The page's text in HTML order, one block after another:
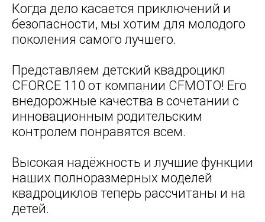
Когда дело касается приключений и
безопасности, мы хотим для молодого
поколения самого лучшего.
Представляем детский квадроцикл
CFORCE 110 от компании CFMOTO! Его
внедорожные качества в сочетании с
инновационным родительским
контролем понравятся всем.
Высокая надёжность и лучшие функции
наших полноразмерных моделей
квадроциклов теперь рассчитаны и на
детей.